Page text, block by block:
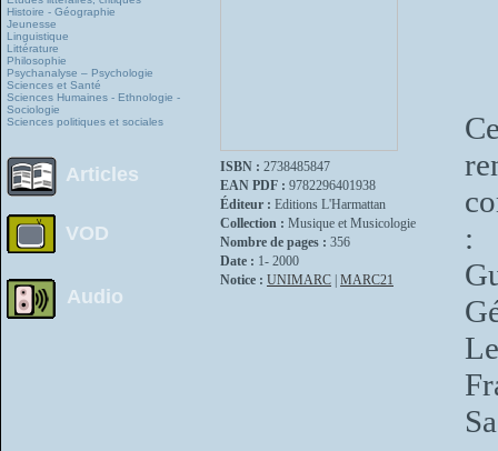
Histoire - Géographie
Jeunesse
Linguistique
Littérature
Philosophie
Psychanalyse – Psychologie
Sciences et Santé
Sciences Humaines - Ethnologie -
Sociologie
Sciences politiques et sociales
Articles
VOD
Audio
ISBN : 2738485847
EAN PDF : 9782296401938
Éditeur : Editions L'Harmattan
Collection : Musique et Musicologie
Nombre de pages : 356
Date : 1- 2000
Notice : UNIMARC MARC21
: